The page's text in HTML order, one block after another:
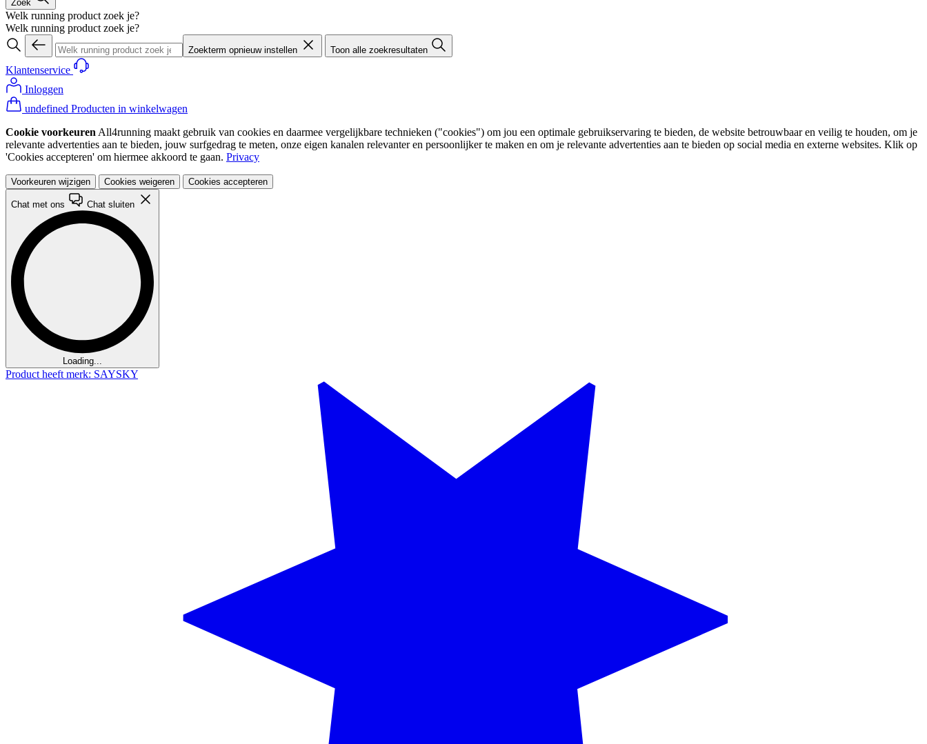
Zoek
Welk running product zoek je?
Welk running product zoek je?
Zoekterm opnieuw instellen Toon alle zoekresultaten
Klantenservice
Inloggen
undefined Producten in winkelwagen
Cookie voorkeuren All4running maakt gebruik van cookies en daarmee vergelijkbare technieken ("cookies") om jou een optimale gebruikservaring te bieden, de website betrouwbaar en veilig te houden, om je
relevante advertenties aan te bieden, jouw surfgedrag te meten, onze eigen kanalen relevanter en persoonlijker te maken en om je relevante advertenties aan te bieden op social media en externe websites. Klik op
'Cookies accepteren' om hiermee akkoord te gaan. Privacy
Voorkeuren wijzigen Cookies weigeren Cookies accepteren
Chat met ons Chat sluiten
Loading...
Product heeft merk: SAYSKY